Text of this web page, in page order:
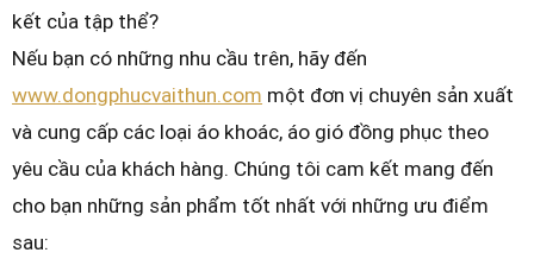
kết của tập thể?
Nếu bạn có những nhu cầu trên, hãy đến
www.dongphucvaithun.com một đơn vị chuyên sản xuất
và cung cấp các loại áo khoác, áo gió đồng phục theo
yêu cầu của khách hàng. Chúng tôi cam kết mang đến
cho bạn những sản phẩm tốt nhất với những ưu điểm
sau: